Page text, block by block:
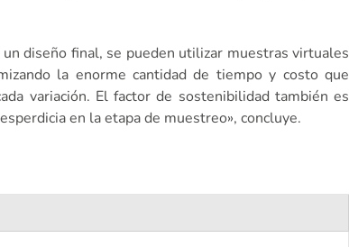
diseño final, se pueden utilizar muestras virtuales
la enorme cantidad de tiempo y costo que
variación. El factor de sostenibilidad también es
en la etapa de muestreo», concluye.